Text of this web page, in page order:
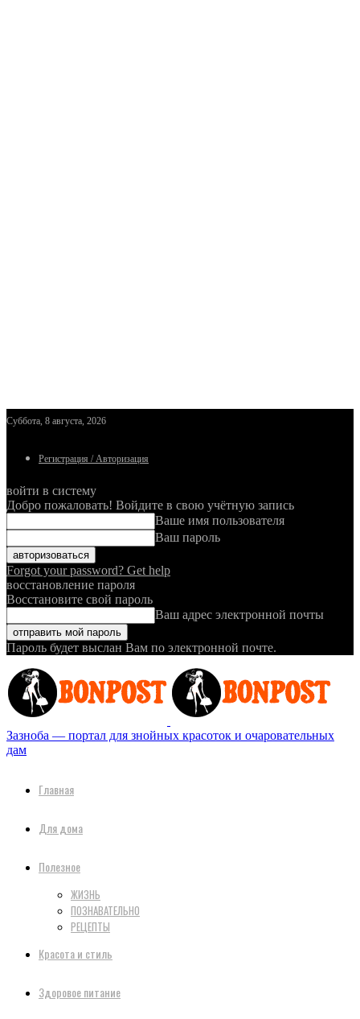
Суббота, 8 августа, 2026
Регистрация / Авторизация
войти в систему
Добро пожаловать! Войдите в свою учётную запись
Ваше имя пользователя
Ваш пароль
Forgot your password? Get help
восстановление пароля
Восстановите свой пароль
Ваш адрес электронной почты
Пароль будет выслан Вам по электронной почте.
Зазноба — портал для знойных красоток и очаровательных
дам
Главная
Для дома
Полезное
ЖИЗНЬ
ПОЗНАВАТЕЛЬНО
РЕЦЕПТЫ
Красота и стиль
Здоровое питание